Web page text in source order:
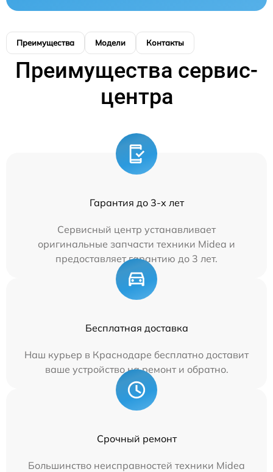
Преимущества Модели Контакты
Преимущества сервис-
центра
Гарантия до 3-х лет
Сервисный центр устанавливает
оригинальные запчасти техники Midea и
предоставляет гарантию до 3 лет.
Бесплатная доставка
Наш курьер в Краснодаре бесплатно доставит
ваше устройство на ремонт и обратно.
Срочный ремонт
Большинство неисправностей техники Midea